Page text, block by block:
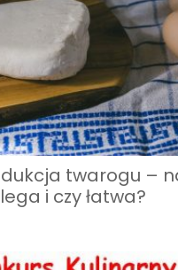
twarogu –
i czy łatwa?